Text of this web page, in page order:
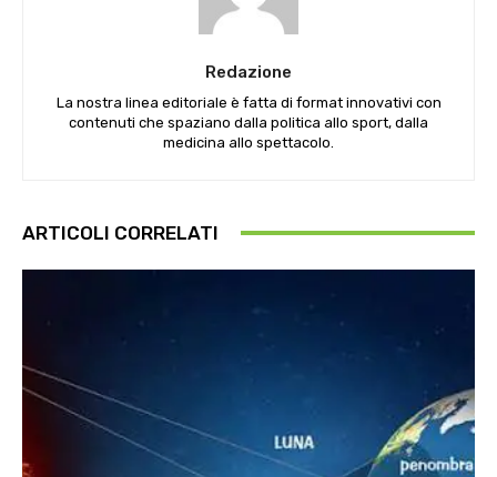
Redazione
La nostra linea editoriale è fatta di format innovativi con
contenuti che spaziano dalla politica allo sport, dalla
medicina allo spettacolo.
ARTICOLI CORRELATI